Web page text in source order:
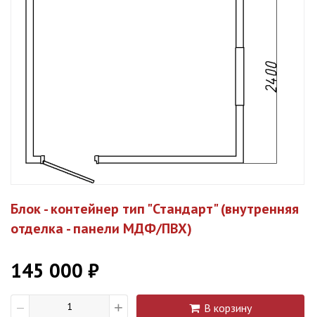
Блок - контейнер тип "Стандарт" (внутренняя
отделка - панели МДФ/ПВХ)
145 000 ₽
— + В корзину